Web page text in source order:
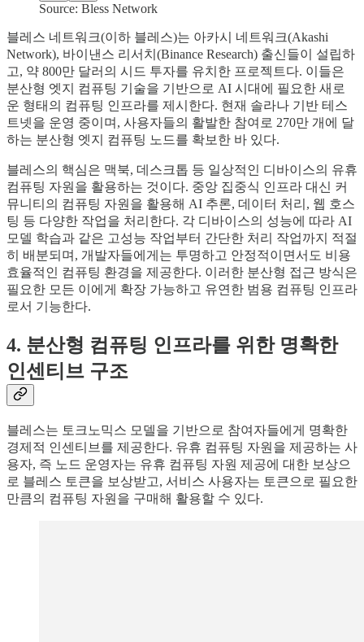
Source: Bless Network
블레스 네트워크(이하 블레스)는 아카시 네트워크(Akashi
Network), 바이낸스 리서치(Binance Research) 출신들이 설립하
고, 약 800만 달러의 시드 투자를 유치한 프로젝트다. 이들은
분산형 엣지 컴퓨팅 기술을 기반으로 AI 시대에 필요한 새로
운 형태의 컴퓨팅 인프라를 제시한다. 현재 솔라나 기반 테스
트넷을 운영 중이며, 사용자들의 활발한 참여로 270만 개에 달
하는 분산형 엣지 컴퓨팅 노드를 확보한 바 있다.
블레스의 핵심은 맥북, 데스크톱 등 일상적인 디바이스의 유휴
컴퓨팅 자원을 활용하는 것이다. 중앙 집중식 인프라 대신 커
뮤니티의 컴퓨팅 자원을 활용해 AI 추론, 데이터 처리, 웹 호스
팅 등 다양한 작업을 처리한다. 각 디바이스의 성능에 따라 AI
모델 학습과 같은 고성능 작업부터 간단한 처리 작업까지 적절
히 배분되며, 개발자들에게는 투명하고 안정적이면서도 비용
효율적인 컴퓨팅 환경을 제공한다. 이러한 분산형 접근 방식은
필요한 모든 이에게 확장 가능하고 유연한 범용 컴퓨팅 인프라
로서 기능한다.
4. 분산형 컴퓨팅 인프라를 위한 명확한
인센티브 구조
블레스는 토크노믹스 모델을 기반으로 참여자들에게 명확한
경제적 인센티브를 제공한다. 유휴 컴퓨팅 자원을 제공하는 사
용자, 즉 노드 운영자는 유휴 컴퓨팅 자원 제공에 대한 보상으
로 블레스 토큰을 보상받고, 서비스 사용자는 토큰으로 필요한
만큼의 컴퓨팅 자원을 구매해 활용할 수 있다.